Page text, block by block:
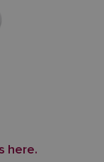
here.